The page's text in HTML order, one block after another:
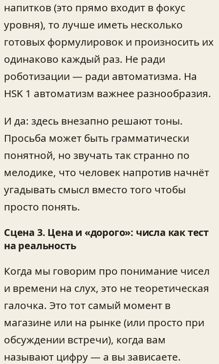
напитков (это прямо входит в фокус
уровня), то лучше иметь несколько
готовых формулировок и произносить их
одинаково каждый раз. Не ради
роботизации — ради автоматизма. На
HSK 1 автоматизм важнее разнообразия.
И да: здесь внезапно решают тоны.
Просьба может быть грамматически
понятной, но звучать так странно по
мелодике, что человек напротив начнёт
угадывать смысл вместо того чтобы
просто понять.
Сцена 3. Цена и «дорого»: числа как тест
на реальность
Когда мы говорим про понимание чисел
и времени на слух, это не теоретическая
галочка. Это тот самый момент в
магазине или на рынке (или просто при
обсуждении встречи), когда вам
называют цифру — а вы зависаете.